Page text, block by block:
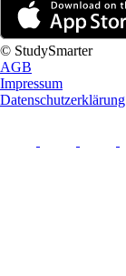
© StudySmarter
AGB
Impressum
Datenschutzerklärung